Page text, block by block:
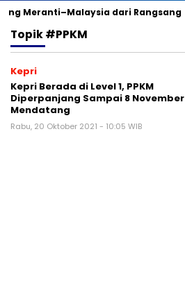
Meranti–Malaysia dari Rangsang
Topik#PPKM
Kepri
Kepri Berada di Level 1, PPKM
Diperpanjang Sampai 8 November
Mendatang
Rabu, 20 Oktober 2021 - 10:05 WIB